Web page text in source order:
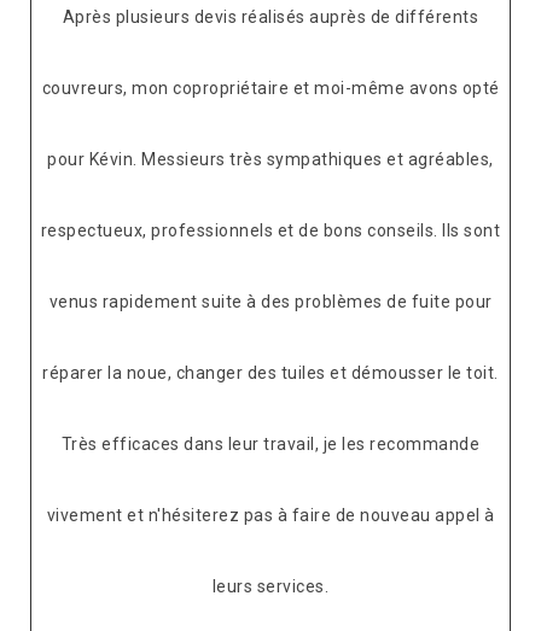
Après plusieurs devis réalisés auprès de différents
couvreurs, mon copropriétaire et moi-même avons opté
pour Kévin. Messieurs très sympathiques et agréables,
respectueux, professionnels et de bons conseils. Ils sont
venus rapidement suite à des problèmes de fuite pour
réparer la noue, changer des tuiles et démousser le toit.
Très efficaces dans leur travail, je les recommande
vivement et n'hésiterez pas à faire de nouveau appel à
leurs services.